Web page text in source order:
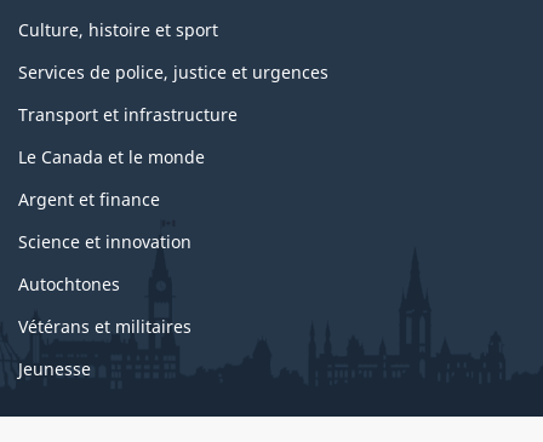
Culture, histoire et sport
Services de police, justice et urgences
Transport et infrastructure
Le Canada et le monde
Argent et finance
Science et innovation
Autochtones
Vétérans et militaires
Jeunesse